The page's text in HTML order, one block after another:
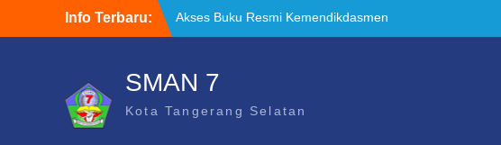
Info Terbaru:
Akses Buku Resmi Kemendikdasmen
melalui Sistem Informasi Perbukuan
WELCOME BACK TO SCHOOL
TATA TERTIB
SMAN 7
Kota Tangerang Selatan